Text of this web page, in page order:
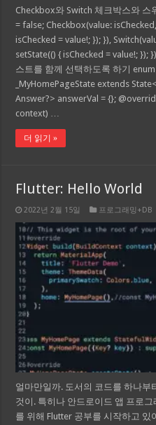
Checkbox와 Switch 체크박스와 스
= false; Checkbox(value:
isChecked = value!; }); }),
setState(() { isChecked = value!; });
스트를 함께 선택하도록 하기
_MyHomePageState extends
Answer?> answerVal = {};
context) …
더 읽기 »
Flutter: Hello World
2022년 2월 15일 프로그래밍+DB
얼마만일까. 도서의 코드를 하나부
것이. 특히나 안드로이드 앱 프로
를 위해 Flutter 공부를 시작하고 있